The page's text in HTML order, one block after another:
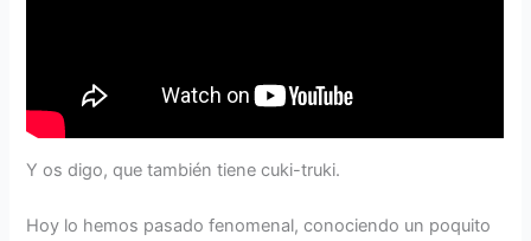
Y os digo, que también tiene cuki-truki.
Hoy lo hemos pasado fenomenal, conociendo un poquito